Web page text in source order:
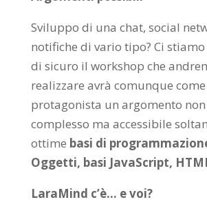
Sviluppo di una chat, social
notifiche di vario tipo? Ci
di sicuro il workshop che
realizzare avrà comunque come
protagonista un argomento
complesso ma accessibile
ottime basi di
Oggetti, basi JavaScript,
LaraMind c’è… e voi?